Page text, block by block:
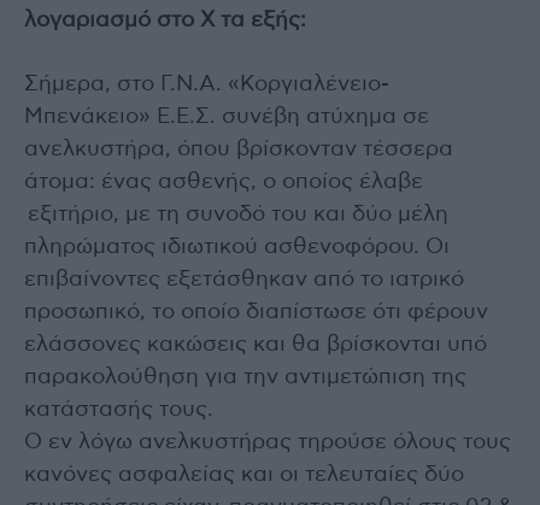
λογαριασμό στο X τα εξής:
Σήμερα, στο Γ.Ν.Α. «Κοργιαλένειο-
Μπενάκειο» Ε.Ε.Σ. συνέβη ατύχημα σε
ανελκυστήρα, όπου βρίσκονταν τέσσερα
άτομα: ένας ασθενής, ο οποίος έλαβε
εξιτήριο, με τη συνοδό του και δύο μέλη
πληρώματος ιδιωτικού ασθενοφόρου. Οι
επιβαίνοντες εξετάσθηκαν από το ιατρικό
προσωπικό, το οποίο διαπίστωσε ότι φέρουν
ελάσσονες κακώσεις και θα βρίσκονται υπό
παρακολούθηση για την αντιμετώπιση της
κατάστασής τους.
Ο εν λόγω ανελκυστήρας τηρούσε όλους τους
κανόνες ασφαλείας και οι τελευταίες δύο